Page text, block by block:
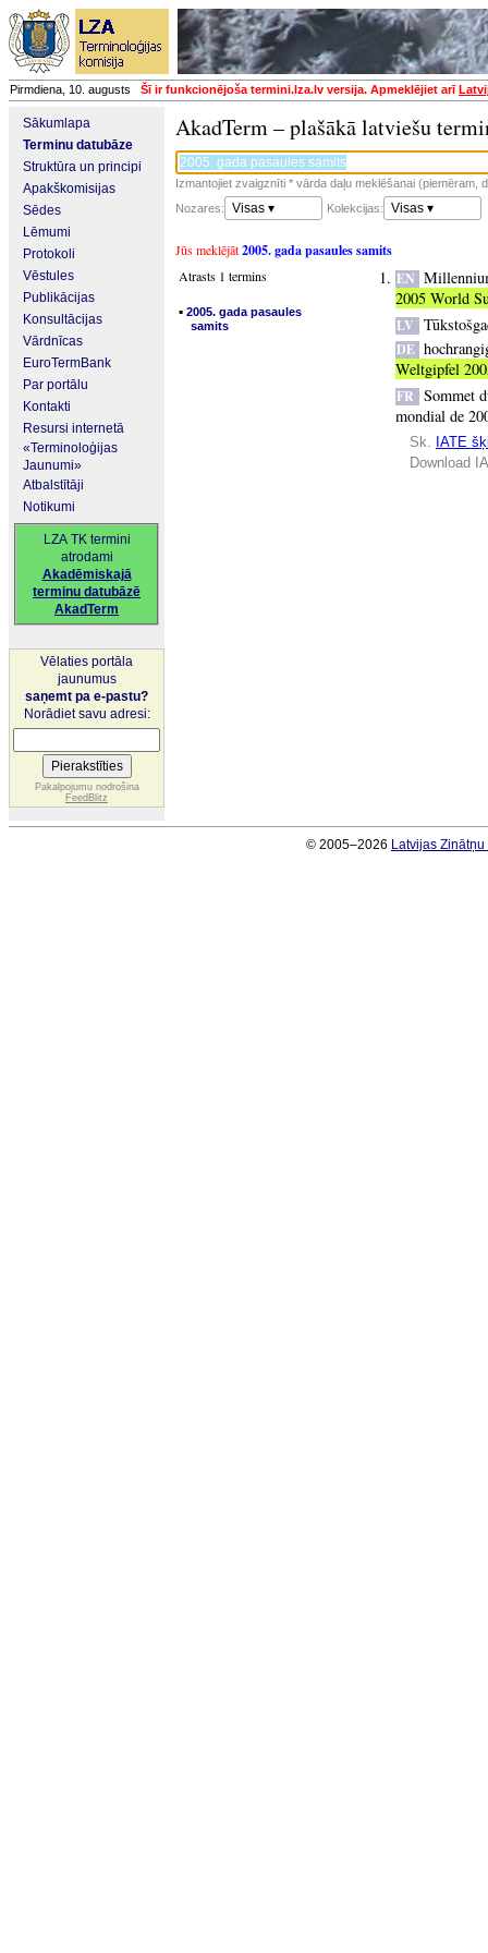
Pirmdiena, 10. augusts Šī ir funkcionējoša termini.lza.lv versija. Apmeklējiet arī
Sākumlapa
Terminu datubāze
Struktūra un principi
Apakškomisijas
Sēdes
Lēmumi
Protokoli
Vēstules
Publikācijas
Konsultācijas
Vārdnīcas
EuroTermBank
Par portālu
Kontakti
Resursi internetā
«Terminoloģijas
Jaunumi»
Atbalstītāji
Notikumi
LZA TK termini
atrodami
Akadēmiskajā
terminu datubāzē
AkadTerm
Vēlaties portāla
jaunumus
saņemt pa e-pastu?
Norādiet savu adresi:
Pakalpojumu nodrošina
FeedBlitz
AkadTerm – plašākā latviešu
Izmantojiet zvaigznīti * vārda daļu meklēšanai (piemēram,
Nozares:
Visas ▾ Kolekcijas: Visas ▾
Jūs meklējāt2005. gada pasaules samits
Atrasts 1 termins
▪ 2005. gada pasaules
samits
EN
2005 World
LV
DE
Weltgipfel
FR Sommet
mondial de
Sk. IATE
Download
© 2005–2026 Latvijas